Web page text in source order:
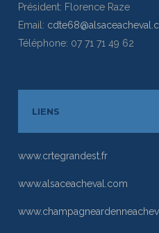
Président: Florence Raze
Email:
Téléphone: 07 71 71 49 62
LIENS
www.crtegrandest.fr
www.alsaceacheval.com